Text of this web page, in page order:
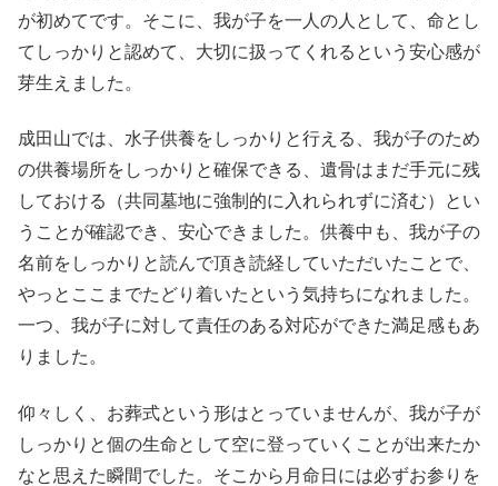
が初めてです。そこに、我が子を一人の人として、命とし
てしっかりと認めて、大切に扱ってくれるという安心感が
芽生えました。
成田山では、水子供養をしっかりと行える、我が子のため
の供養場所をしっかりと確保できる、遺骨はまだ手元に残
しておける（共同墓地に強制的に入れられずに済む）とい
うことが確認でき、安心できました。供養中も、我が子の
名前をしっかりと読んで頂き読経していただいたことで、
やっとここまでたどり着いたという気持ちになれました。
一つ、我が子に対して責任のある対応ができた満足感もあ
りました。
仰々しく、お葬式という形はとっていませんが、我が子が
しっかりと個の生命として空に登っていくことが出来たか
なと思えた瞬間でした。そこから月命日には必ずお参りを